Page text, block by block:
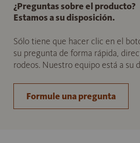
¿Preguntas sobre el producto?
Estamos a su disposición.
Sólo tiene que hacer clic en el
su pregunta de forma rápida,
rodeos. Nuestro equipo está a su
Formule una pregunta